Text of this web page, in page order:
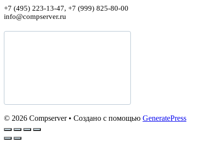
+7 (495) 223-13-47, +7 (999) 825-80-00
info@compserver.ru
© 2026 Compserver• Создано с помощью GeneratePress